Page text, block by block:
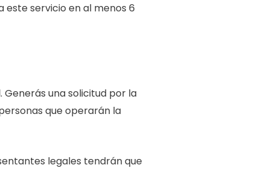
este servicio en al menos 6
una solicitud por la
que operarán la
legales tendrán que